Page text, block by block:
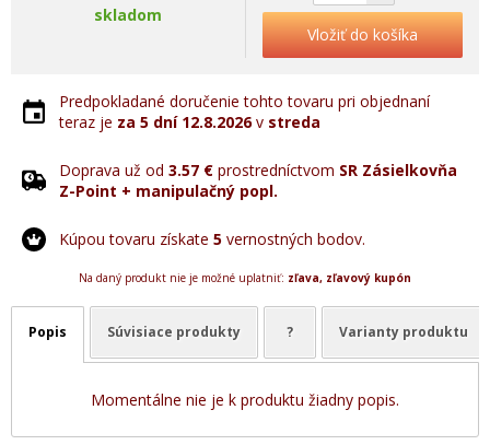
skladom
Vložiť do košíka
Predpokladané doručenie tohto tovaru pri objednaní
teraz je za 5 dní 12.8.2026v streda
Doprava už od 3.57 € prostredníctvom SR Zásielkovňa
Z-Point + manipulačný popl.
Kúpou tovaru získate 5 vernostných bodov.
Na daný produkt nie je možné uplatniť: zľava, zľavový kupón
Popis Súvisiace produkty ? Varianty produktu
Momentálne nie je k produktu žiadny popis.